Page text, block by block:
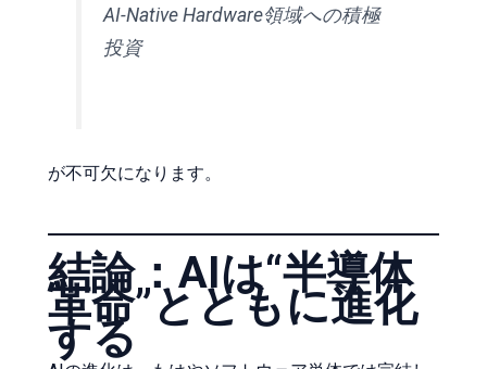
AI-Native Hardware領域への積極
投資
が不可欠になります。
結論：AIは“半導体
革命”とともに進化
する